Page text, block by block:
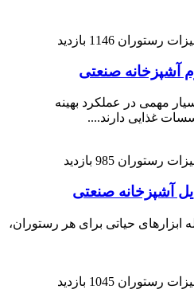
رستوران 1146 بازدید
آشپزخانه صنعتی
مهمی در عملکرد بهینه
غذایی دارند....
رستوران 985 بازدید
آشپزخانه صنعتی
ابزارهای حیاتی برای هر رستوران،
رستوران 1045 بازدید